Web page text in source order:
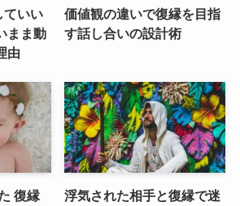
ていい
まま動
由
価値観の違いで復縁を目指
す話し合いの設計術
復縁
浮気された相手と復縁で迷